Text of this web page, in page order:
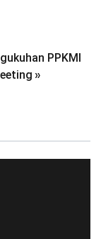
PPKMI
»